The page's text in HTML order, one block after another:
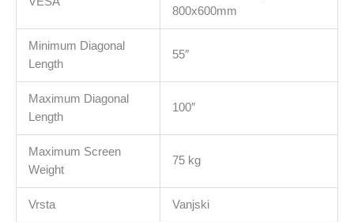
800x600mm
Minimum Diagonal
Length
55″
Maximum Diagonal
Length
100″
Maximum Screen
Weight
75 kg
Vrsta Vanjski